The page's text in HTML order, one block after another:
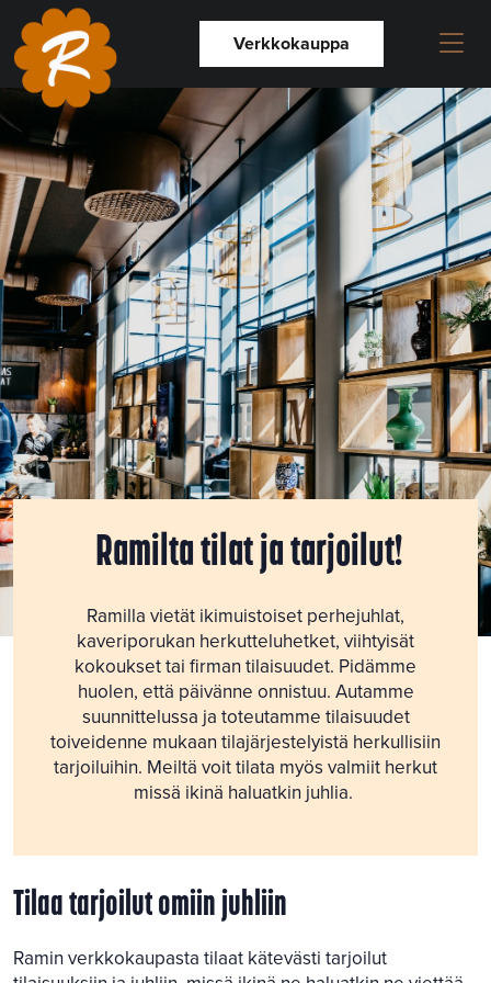
Verkkokauppa
Ramilta tilat ja tarjoilut!
Ramilla vietät ikimuistoiset perhejuhlat,
kaveriporukan herkutteluhetket, viihtyisät
kokoukset tai firman tilaisuudet. Pidämme
huolen, että päivänne onnistuu. Autamme
suunnittelussa ja toteutamme tilaisuudet
toiveidenne mukaan tilajärjestelyistä herkullisiin
tarjoiluihin. Meiltä voit tilata myös valmiit herkut
missä ikinä haluatkin juhlia.
Tilaa tarjoilut omiin juhliin
Ramin verkkokaupasta tilaat kätevästi tarjoilut